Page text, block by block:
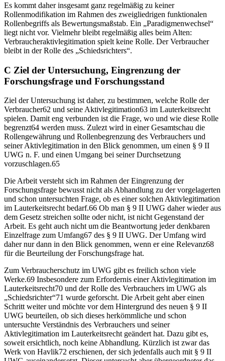
Es kommt daher insgesamt ganz regelmäßig zu keiner
Rollenmodifikation im Rahmen des zweigliedrigen funktionalen
Rollenbegriffs als Bewertungsmaßstab. Ein „Paradigmenwechsel“
liegt nicht vor. Vielmehr bleibt regelmäßig alles beim Alten:
Verbraucheraktivlegitimation spielt keine Rolle. Der Verbraucher
bleibt in der Rolle des „Schiedsrichters“.
C Ziel der Untersuchung, Eingrenzung der
Forschungsfrage und Forschungsstand
Ziel der Untersuchung ist daher, zu bestimmen, welche Rolle der
Verbraucher62 und seine Aktivlegitimation63 im Lauterkeitsrecht
spielen. Damit eng verbunden ist die Frage, wo und wie diese Rolle
begrenzt64 werden muss. Zulezt wird in einer Gesamtschau die
Rollengewährung und Rollenbegrenzung des Verbrauchers und
seiner Aktivlegitimation in den Blick genommen, um einen § 9 II
UWG n. F. und einen Umgang bei seiner Durchsetzung
vorzuschlagen.65
Die Arbeit versteht sich im Rahmen der Eingrenzung der
Forschungsfrage bewusst nicht als Abhandlung zu der vorgelagerten
und schon untersuchten Frage, ob es einer solchen Aktivlegitimation
im Lauterkeitsrecht bedarf.66 Ob man § 9 II UWG daher wieder aus
dem Gesetz streichen sollte oder nicht, ist nicht Gegenstand der
Arbeit. Es geht auch nicht um die Beantwortung jeder denkbaren
Einzelfrage zum Umfang67 des § 9 II UWG. Der Umfang wird
daher nur dann in den Blick genommen, wenn er eine Relevanz68
für die Beurteilung der Forschungsfrage hat.
Zum Verbraucherschutz im UWG gibt es freilich schon viele
Werke.69 Insbesondere zum Erfordernis einer Aktivlegitimation im
Lauterkeitsrecht70 und der Rolle des Verbrauchers im UWG als
„Schiedsrichter“71 wurde geforscht. Die Arbeit geht aber einen
Schritt weiter und möchte vor dem Hintergrund des neuen § 9 II
UWG beurteilen, ob sich dieses herkömmliche und schon
untersuchte Verständnis des Verbrauchers und seiner
Aktivlegitimation im Lauterkeitsrecht geändert hat. Dazu gibt es,
soweit ersichtlich, noch keine Abhandlung. Kürzlich ist zwar das
Werk von Havlik72 erschienen, der sich jedenfalls auch mit § 9 II